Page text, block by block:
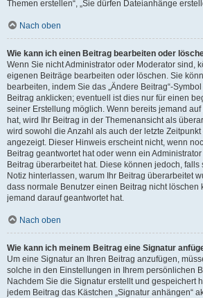
Themen erstellen“, „Sie dürfen Dateianhänge
Nach oben
Wie kann ich einen Beitrag bearbeiten oder
Wenn Sie nicht Administrator oder Moderator sind,
eigenen Beiträge bearbeiten oder löschen. Sie
bearbeiten, indem Sie das „Ändere Beitrag“-
Beitrag anklicken; eventuell ist dies nur für einen
seiner Erstellung möglich. Wenn bereits jemand
hat, wird Ihr Beitrag in der Themenansicht als
wird sowohl die Anzahl als auch der letzte
angezeigt. Dieser Hinweis erscheint nicht, wenn
Beitrag geantwortet hat oder wenn ein
Beitrag überarbeitet hat. Diese können jedoch, falls
Notiz hinterlassen, warum Ihr Beitrag überarbeitet
dass normale Benutzer einen Beitrag nicht löschen
jemand darauf geantwortet hat.
Nach oben
Wie kann ich meinem Beitrag eine Signatur
Um eine Signatur an Ihren Beitrag anzufügen,
solche in den Einstellungen in Ihrem persönlichen
Nachdem Sie die Signatur erstellt und gespeichert
jedem Beitrag das Kästchen „Signatur anhängen“